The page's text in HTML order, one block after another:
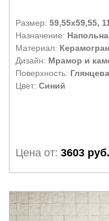
Размер: 59,55x59,55,
Назначение:
Материал:
Дизайн: Мрамор и
Поверхность:
Цвет: Синий
Цена от: 3603